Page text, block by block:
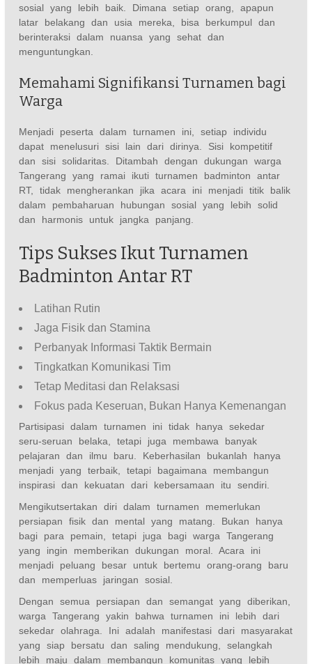
sosial yang lebih baik. Dimana setiap orang, apapun
latar belakang dan usia mereka, bisa berkumpul dan
berinteraksi dalam nuansa yang sehat dan
menguntungkan.
Memahami Signifikansi Turnamen bagi
Warga
Menjadi peserta dalam turnamen ini, setiap individu
dapat menelusuri sisi lain dari dirinya. Sisi kompetitif
dan sisi solidaritas. Ditambah dengan dukungan warga
Tangerang yang ramai ikuti turnamen badminton antar
RT, tidak mengherankan jika acara ini menjadi titik balik
dalam pembaharuan hubungan sosial yang lebih solid
dan harmonis untuk jangka panjang.
Tips Sukses Ikut Turnamen
Badminton Antar RT
Latihan Rutin
Jaga Fisik dan Stamina
Perbanyak Informasi Taktik Bermain
Tingkatkan Komunikasi Tim
Tetap Meditasi dan Relaksasi
Fokus pada Keseruan, Bukan Hanya Kemenangan
Partisipasi dalam turnamen ini tidak hanya sekedar
seru-seruan belaka, tetapi juga membawa banyak
pelajaran dan ilmu baru. Keberhasilan bukanlah hanya
menjadi yang terbaik, tetapi bagaimana membangun
inspirasi dan kekuatan dari kebersamaan itu sendiri.
Mengikutsertakan diri dalam turnamen memerlukan
persiapan fisik dan mental yang matang. Bukan hanya
bagi para pemain, tetapi juga bagi warga Tangerang
yang ingin memberikan dukungan moral. Acara ini
menjadi peluang besar untuk bertemu orang-orang baru
dan memperluas jaringan sosial.
Dengan semua persiapan dan semangat yang diberikan,
warga Tangerang yakin bahwa turnamen ini lebih dari
sekedar olahraga. Ini adalah manifestasi dari masyarakat
yang siap bersatu dan saling mendukung, selangkah
lebih maju dalam membangun komunitas yang lebih